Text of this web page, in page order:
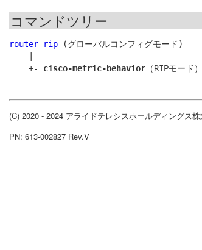
コマンドツリー
router rip (グローバルコンフィグモード)
    +-
cisco-metric-behavior
(C) 2020 - 2024 アライドテレシスホールディングス
PN: 613-002827 Rev.V